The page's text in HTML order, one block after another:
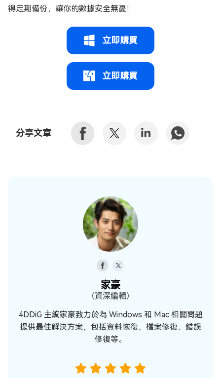
得定期備份，讓你的數據安全無憂！
立即購買
立即購買
分享文章
家豪
（資深編輯）
4DDiG 主編家豪致力於為 Windows 和 Mac 相關問題
提供最佳解決方案，包括資料恢復、檔案修復、錯誤
修復等。